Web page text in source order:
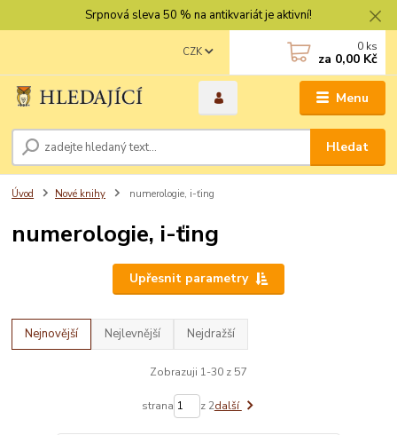
Srpnová sleva 50 % na antikvariát je aktivní!
Menu
CZK
Hledat
0 ks
za 0,00 Kč
Úvod Nové knihy numerologie, i-ťing
numerologie, i-ťing
Upřesnit parametry
Nejnovější Nejlevnější Nejdražší
Zobrazuji 1-30 z 57
strana z 2další